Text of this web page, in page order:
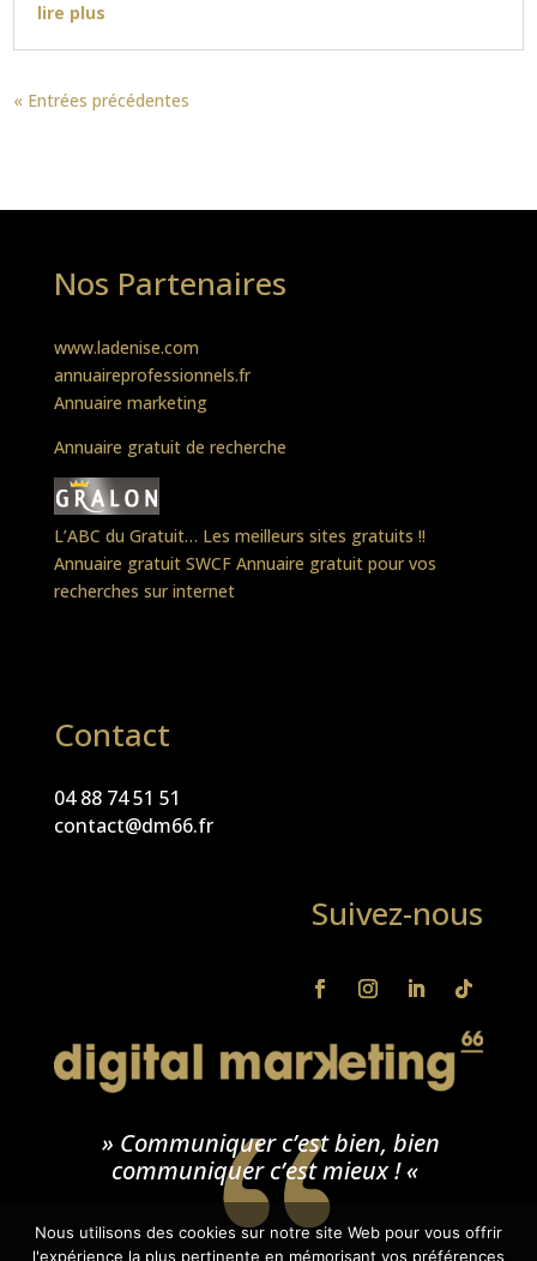
lire plus
« Entrées précédentes
Nos Partenaires
www.ladenise.com
annuaireprofessionnels.fr
Annuaire marketing
Annuaire gratuit de recherche
L’ABC du Gratuit… Les meilleurs sites gratuits !!
Annuaire gratuit SWCF Annuaire gratuit pour vos
recherches sur internet
Contact
04 88 74 51 51
contact@dm66.fr
Suivez-nous
» Communiquer c’est bien, bien
communiquer c’est mieux ! «
Nous utilisons des cookies sur notre site Web pour vous offrir
l'expérience la plus pertinente en mémorisant vos préférences